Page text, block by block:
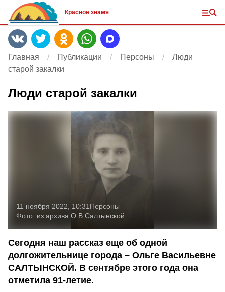
Красное знамя
Главная Публикации Персоны
Люди
старой закалки
Люди старой закалки
11 ноября 2022, 10:31 Персоны
Фото: из архива О.В.Салтынской
Сегодня наш рассказ еще об одной
долгожительнице города – Ольге Васильевне
САЛТЫНСКОЙ. В сентябре этого года она
отметила 91-летие.